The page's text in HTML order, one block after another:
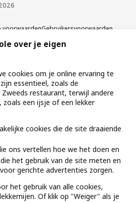
voorwaardenGebruikersvoorwaarden
Verklaring digitale toegankelijkheid
(diensten)
over je eigen
cookies om je online ervaring te
essentieel, zoals de
restaurant, terwijl andere
een ijsje of een lekker
cookies die de site draaiende
ons vertellen hoe we het doen en
het gebruik van de site meten en
gerichte advertenties zorgen.
het gebruik van alle cookies,
Of klik op "Weiger" als je